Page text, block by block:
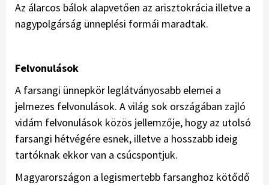
Az álarcos bálok alapvetően az arisztokrácia illetve a
nagypolgárság ünneplési formái maradtak.
Felvonulások
A farsangi ünnepkör leglátványosabb elemei a
jelmezes felvonulások. A világ sok országában zajló
vidám felvonulások közös jellemzője, hogy az utolsó
farsangi hétvégére esnek, illetve a hosszabb ideig
tartóknak ekkor van a csúcspontjuk.
Magyarországon a legismertebb farsanghoz kötődő